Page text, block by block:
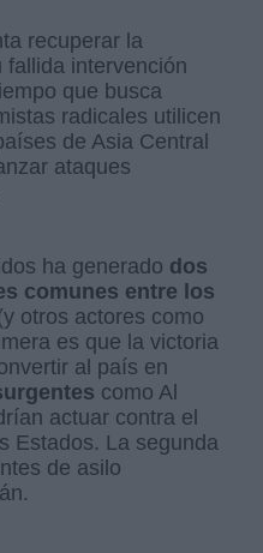
recuperar la
fallida intervención
que busca
radicales utilicen
de Asia Central
ataques
ha generado dos
comunes entre los
otros actores como
es que la victoria
al país en
como Al
actuar contra el
Estados. La segunda
de asilo